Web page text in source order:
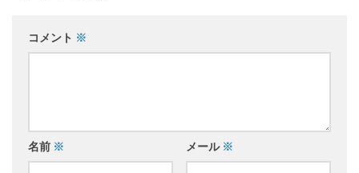
コメント ※
名前 ※ メール ※